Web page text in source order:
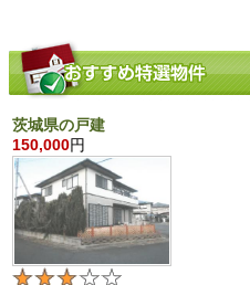
茨城県の戸建
150,000円